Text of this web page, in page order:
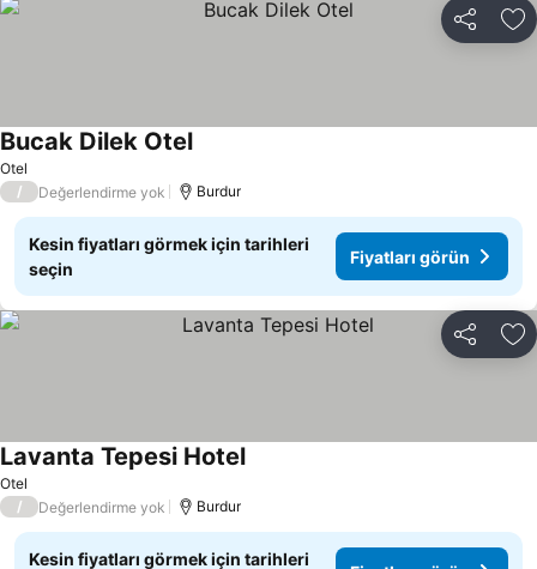
Paylaş
Otel
Bucak Dilek Otel
/ Değerlendirme yok Burdur
Kesin fiyatları görmek için tarihleri
seçin
Fiyatları görün
Paylaş
Otel
Lavanta Tepesi Hotel
/ Değerlendirme yok Burdur
Kesin fiyatları görmek için tarihleri